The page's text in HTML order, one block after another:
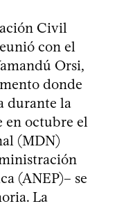
Civil
con el
Orsi,
donde
durante la
octubre el
(MDN)
(ANEP)– se
La